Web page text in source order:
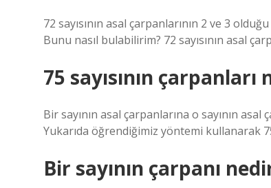
72 sayısının asal çarpanlarının 2 ve 3
Bunu nasıl bulabilirim? 72 sayısının asal
75 sayısının çarpanları
Bir sayının asal çarpanlarına o sayının asal
Yukarıda öğrendiğimiz yöntemi kullanarak
Bir sayının çarpanı